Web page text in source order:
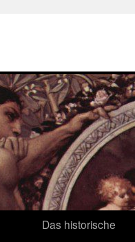
Das historische